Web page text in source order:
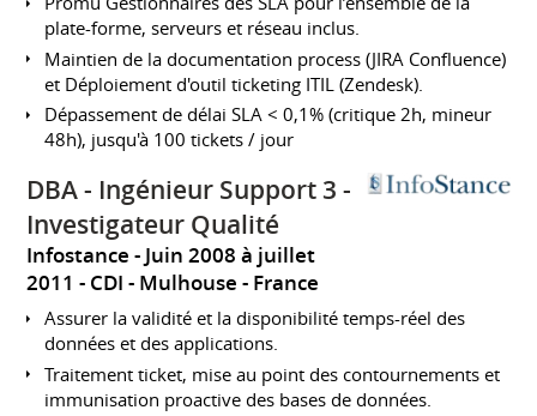
plate-forme, serveurs et réseau inclus.
Maintien de la documentation process (JIRA Confluence)
et Déploiement d'outil ticketing ITIL (Zendesk).
Dépassement de délai SLA < 0,1% (critique 2h, mineur
48h), jusqu'à 100 tickets / jour
DBA - Ingénieur Support 3 -
Investigateur Qualité
Infostance
Juin 2008 à juillet
2011 CDI Mulhouse France
Assurer la validité et la disponibilité temps-réel des
données et des applications.
Traitement ticket, mise au point des contournements et
immunisation proactive des bases de données.